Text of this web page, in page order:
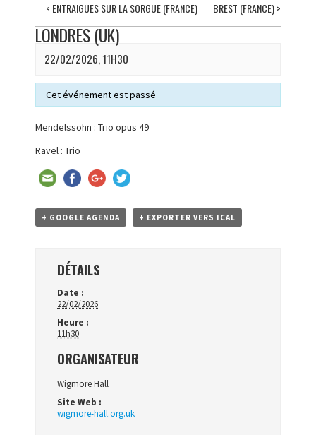
< ENTRAIGUES SUR LA SORGUE (FRANCE) BREST (FRANCE)>
LONDRES (UK)
22/02/2026, 11H30
Cet événement est passé
Mendelssohn : Trio opus 49
Ravel : Trio
+ GOOGLE AGENDA + EXPORTER VERS ICAL
DÉTAILS
Date :
22/02/2026
Heure :
11h30
ORGANISATEUR
Wigmore Hall
Site Web :
wigmore-hall.org.uk